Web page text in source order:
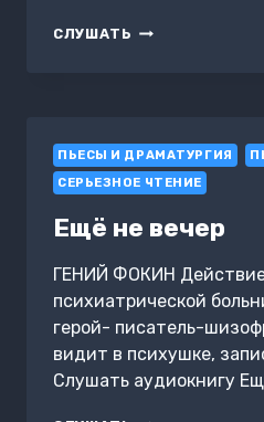
СЛУШАТЬ ПЫЛЬ.
ПЫЛИНОК
ПЬЕСЫ И ДРАМАТУРГИЯ
СЕРЬЕЗНОЕ ЧТЕНИЕ
Ещё не вечер
ГЕНИЙ ФОКИН
психиатрической
герой- писатель-
видит в психушке,
Слушать аудиокнигу